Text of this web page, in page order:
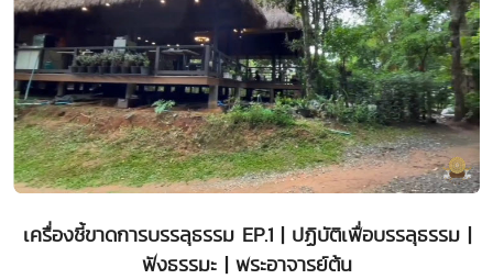
เครื่องชี้ขาดการบรรลุธรรม EP.1 | ปฏิบัติเพื่อบรรลุธรรม |
ฟังธรรมะ | พระอาจารย์ต้น